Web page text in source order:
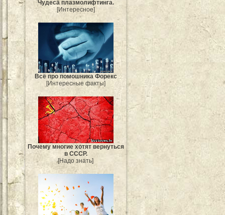
Чудеса плазмолифтинга.
[Интересное]
Всё про помошника Форекс
[Интересные факты]
Почему многие хотят вернуться
в СССР.
[Надо знать]